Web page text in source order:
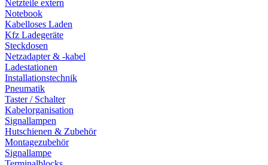
Netzteile extern
Notebook
Kabelloses Laden
Kfz Ladegeräte
Steckdosen
Netzadapter & -kabel
Ladestationen
Installationstechnik
Pneumatik
Taster / Schalter
Kabelorganisation
Signallampen
Hutschienen & Zubehör
Montagezubehör
Signallampe